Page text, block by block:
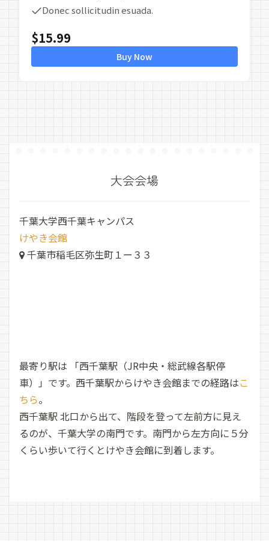
Donec sollicitudin esuada.
$15.99
Buy Now
大会会場
千葉大学西千葉キャンパス
けやき会館
千葉市稲毛区弥生町１ー３３
最寄り駅は 「西千葉駅（JR中央・総武線各駅停
車）」です。西千葉駅からけやき会館までの経路はこ
ちら。
西千葉駅 北口から出て、階段を登って左前方に見え
るのが、千葉大学の南門です。南門から左方向に５分
くらい歩いて行くとけやき会館に到着します。